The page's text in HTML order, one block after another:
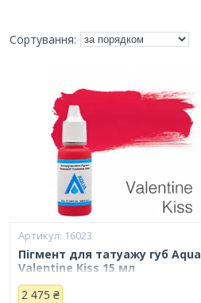
16023
Пігмент для татуажу губ Aqua
Valentine Kiss 15 мл
2 475 ₴